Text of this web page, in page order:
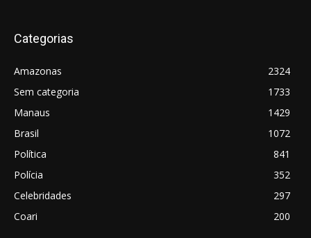
Categorias
Amazonas
2324
Sem categoria
1733
Manaus
1429
Brasil
1072
Política
841
Polícia
352
Celebridades
297
Coari
200